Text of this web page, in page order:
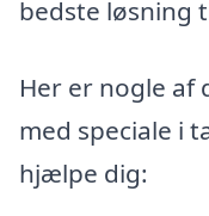
bedste løsning
Her er nogle af
med speciale i
hjælpe dig: